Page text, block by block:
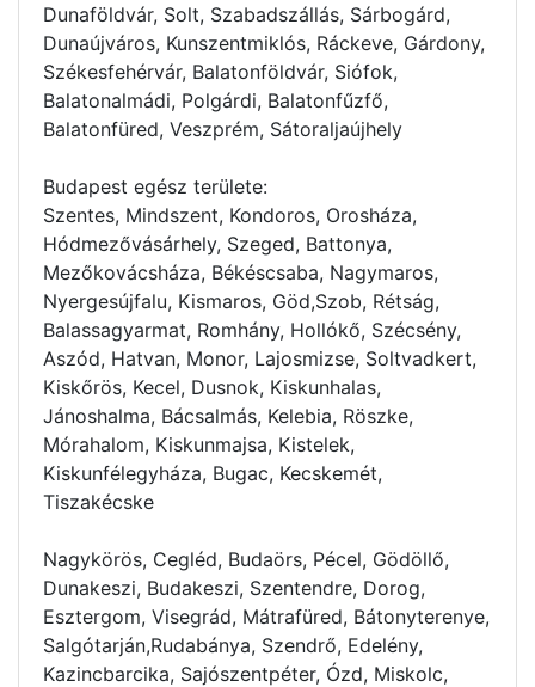
Dunaföldvár, Solt, Szabadszállás, Sárbogárd,
Dunaújváros, Kunszentmiklós, Ráckeve, Gárdony,
Székesfehérvár, Balatonföldvár, Siófok,
Balatonalmádi, Polgárdi, Balatonfűzfő,
Balatonfüred, Veszprém, Sátoraljaújhely
Budapest egész területe:
Szentes, Mindszent, Kondoros, Orosháza,
Hódmezővásárhely, Szeged, Battonya,
Mezőkovácsháza, Békéscsaba, Nagymaros,
Nyergesújfalu, Kismaros, Göd,Szob, Rétság,
Balassagyarmat, Romhány, Hollókő, Szécsény,
Aszód, Hatvan, Monor, Lajosmizse, Soltvadkert,
Kiskőrös, Kecel, Dusnok, Kiskunhalas,
Jánoshalma, Bácsalmás, Kelebia, Röszke,
Mórahalom, Kiskunmajsa, Kistelek,
Kiskunfélegyháza, Bugac, Kecskemét,
Tiszakécske
Nagykörös, Cegléd, Budaörs, Pécel, Gödöllő,
Dunakeszi, Budakeszi, Szentendre, Dorog,
Esztergom, Visegrád, Mátrafüred, Bátonyterenye,
Salgótarján,Rudabánya, Szendrő, Edelény,
Kazincbarcika, Sajószentpéter, Ózd, Miskolc,